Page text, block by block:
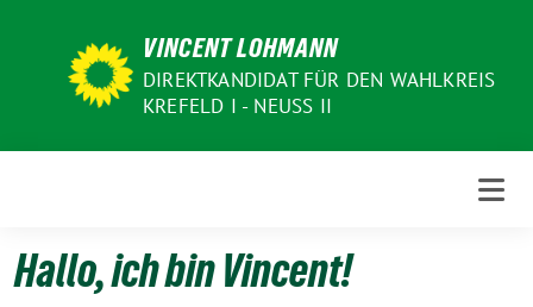
VINCENT LOHMANN
DIREKTKANDIDAT FÜR DEN WAHLKREIS
KREFELD I - NEUSS II
Hallo, ich bin Vincent!